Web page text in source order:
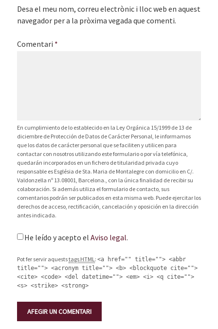
Desa el meu nom, correu electrònic i lloc web en aquest
navegador per a la pròxima vegada que comenti.
Comentari *
En cumplimiento de lo establecido en la Ley Orgánica 15/1999 de 13 de
diciembre de Protección de Datos de Carácter Personal, le informamos
que los datos de carácter personal que se faciliten y utilicen para
contactar con nosotros utilizando este formulario o por vía telefónica,
quedarán incorporados en un fichero de titularidad privada cuyo
responsable es Església de Sta. Maria de Montalegre con domicilio en C/.
Valdonzella nº 13.08001, Barcelona., con la única finalidad de recibir su
colaboración. Si además utiliza el formulario de contacto, sus
comentarios podrán ser publicados en esta misma web. Puede ejercitar los
derechos de acceso, rectificación, cancelación y oposición en la dirección
antes indicada.
He leído y acepto el Aviso legal.
Pot fer servir aqueststags HTML: <a href="" title=""> <abbr
title=""> <acronym title=""> <b> <blockquote cite="">
<cite> <code> <del datetime=""> <em> <i> <q cite="">
<s> <strike> <strong>